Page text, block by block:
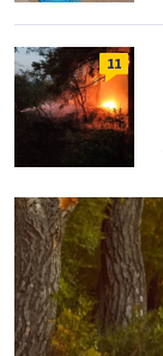
11